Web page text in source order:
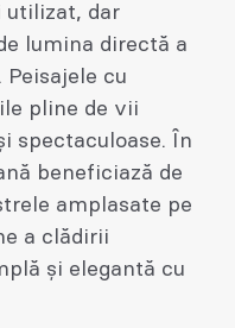
utilizat, dar
lumina directă a
cu
pline de vii
spectaculoase. În
beneficiază de
amplasate pe
a clădirii
și elegantă cu